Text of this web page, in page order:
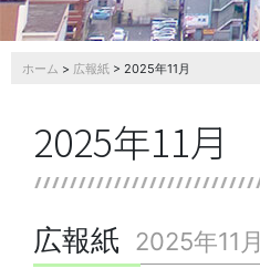
ホーム > 広報紙 > 2025年11月
2025年11月
広報紙 2025年11月